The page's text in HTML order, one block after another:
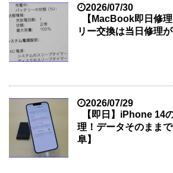
2026/07/30
【MacBook即日修
リー交換は当日修理
2026/07/29
【即日】iPhone 14
理！データそのまま
阜】